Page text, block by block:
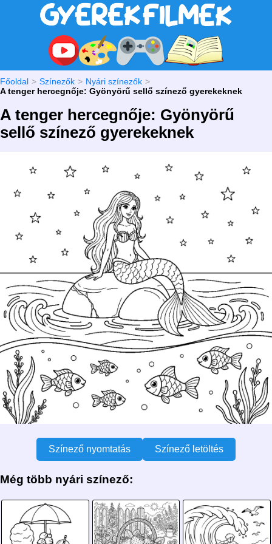
Főoldal Színezők
Nyári színezők
A tenger hercegnője: Gyönyörű sellő színező gyerekeknek
A tenger hercegnője: Gyönyörű
sellő színező gyerekeknek
Színező nyomtatás Színező letöltés
Még több nyári színező: